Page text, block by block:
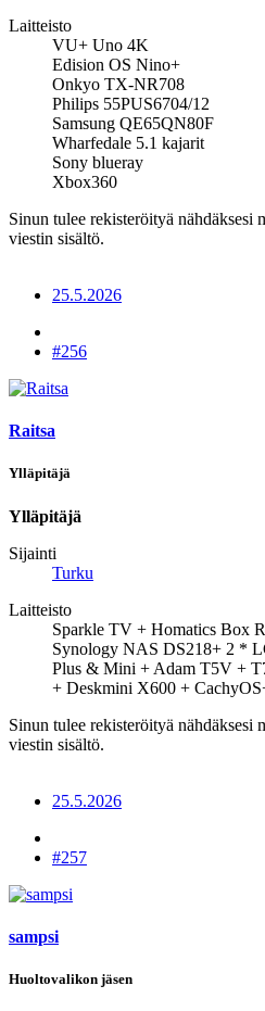
Laitteisto
VU+ Uno 4K
Edision OS Nino+
Onkyo TX-NR708
Philips 55PUS6704/12
Samsung QE65QN80F
Wharfedale 5.1 kajarit
Sony blueray
Xbox360
Sinun tulee rekisteröityä nähdäksesi
viestin sisältö.
25.5.2026
#256
Raitsa
Ylläpitäjä
Ylläpitäjä
Sijainti
Turku
Laitteisto
Sparkle TV + Homatics Box
Synology NAS DS218+ 2 *
Plus & Mini + Adam T5V +
+ Deskmini X600 +
Sinun tulee rekisteröityä nähdäksesi
viestin sisältö.
25.5.2026
#257
sampsi
Huoltovalikon jäsen